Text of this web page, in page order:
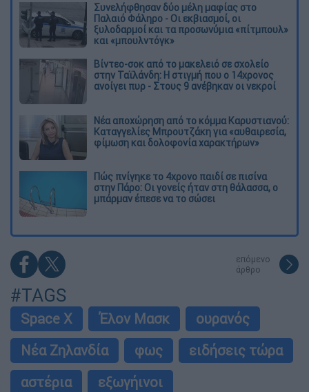
Συνελήφθησαν δύο μέλη μαφίας στο
Παλαιό Φάληρο - Οι εκβιασμοί, οι
ξυλοδαρμοί και τα προσωνύμια «πίτμπουλ»
και «μπουλντόγκ»
Βίντεο-σοκ από το μακελειό σε σχολείο
στην Ταϊλάνδη: Η στιγμή που ο 14χρονος
ανοίγει πυρ - Στους 9 ανέβηκαν οι νεκροί
Νέα αποχώρηση από το κόμμα Καρυστιανού:
Καταγγελίες Μπρουτζάκη για «αυθαιρεσία,
φίμωση και δολοφονία χαρακτήρων»
Πώς πνίγηκε το 4χρονο παιδί σε πισίνα
στην Πάρο: Οι γονείς ήταν στη θάλασσα, ο
μπάρμαν έπεσε να το σώσει
επόμενο
άρθρο
#TAGS
Space X Έλον Μασκ
ουρανός
Νέα Ζηλανδία
φως
ειδήσεις τώρα
αστέρια
εξωγήινοι